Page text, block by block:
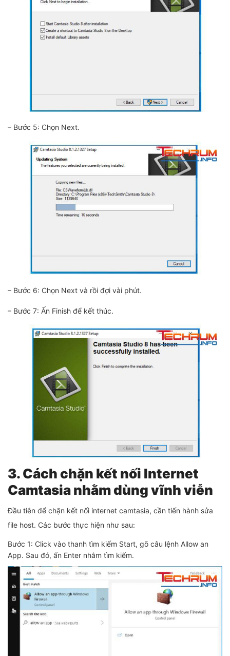
– Bước 5: Chọn Next.
– Bước 6: Chọn Next và rồi đợi vài phút.
– Bước 7: Ấn Finish để kết thúc.
3. Cách chặn kết nối Internet
Camtasia nhằm dùng vĩnh viễn
Đầu tiên để chặn kết nối internet camtasia, cần tiến hành sửa
file host. Các bước thực hiện như sau:
Bước 1: Click vào thanh tìm kiếm Start, gõ câu lệnh Allow an
App. Sau đó, ấn Enter nhằm tìm kiếm.